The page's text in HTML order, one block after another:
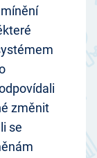
změnit
se